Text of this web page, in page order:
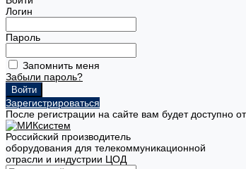
Логин
Пароль
Запомнить меня
Забыли пароль?
Зарегистрироваться
После регистрации на сайте вам будет доступно
Российский производитель
оборудования для телекоммуникационной
отрасли и индустрии ЦОД